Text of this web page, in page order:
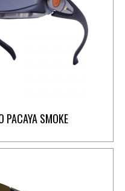
PACAYA SMOKE